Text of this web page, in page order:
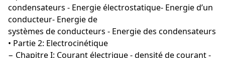
condensateurs - Energie électrostatique- Energie d’un
conducteur- Energie de
systèmes de conducteurs - Energie des condensateurs
• Partie 2: Electrocinétique
− Chapitre I: Courant électrique - densité de courant -